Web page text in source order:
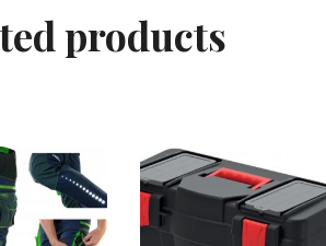
products